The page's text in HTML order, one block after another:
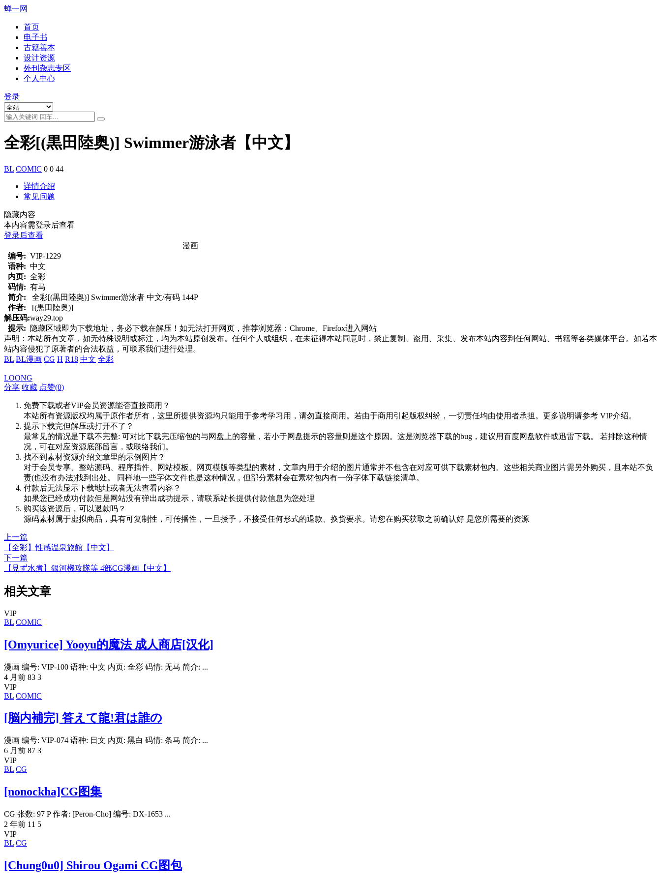
蝉一网
首页
电子书
古籍善本
设计资源
外刊杂志专区
个人中心
登录
全彩[(黒田陸奥)] Swimmer游泳者【中文】
BL COMIC 0 0 44
详情介绍
常见问题
隐藏内容
本内容需登录后查看
登录后查看
漫画
编号: VIP-1229
语种: 中文
内页: 全彩
码情: 有马
简介:
全彩[(黒田陸奥)] Swimmer游泳者 中文/有码 144P
作者:
[(黒田陸奥)]
解压码:way29.top
提示:
隐藏区域即为下载地址，务必下载在解压！如无法打开网页，推荐浏览器：Chrome、Firefox进入网站
声明：本站所有文章，如无特殊说明或标注，均为本站原创发布。任何个人或组织，在未征得本站同意时，禁止复制、盗用、采集、发布本站内容到任何网站、书籍等各类媒体平台。如若本
站内容侵犯了原著者的合法权益，可联系我们进行处理。
BL BL漫画 CG H R18 中文 全彩
LOONG
分享 收藏 点赞(0)
免费下载或者VIP会员资源能否直接商用？
本站所有资源版权均属于原作者所有，这里所提供资源均只能用于参考学习用，请勿直接商用。若由于商用引起版权纠纷，一切责任均由使用者承担。更多说明请参考 VIP介绍。
提示下载完但解压或打开不了？
最常见的情况是下载不完整: 可对比下载完压缩包的与网盘上的容量，若小于网盘提示的容量则是这个原因。这是浏览器下载的bug，建议用百度网盘软件或迅雷下载。 若排除这种情
况，可在对应资源底部留言，或联络我们。
找不到素材资源介绍文章里的示例图片？
对于会员专享、整站源码、程序插件、网站模板、网页模版等类型的素材，文章内用于介绍的图片通常并不包含在对应可供下载素材包内。这些相关商业图片需另外购买，且本站不负
责(也没有办法)找到出处。 同样地一些字体文件也是这种情况，但部分素材会在素材包内有一份字体下载链接清单。
付款后无法显示下载地址或者无法查看内容？
如果您已经成功付款但是网站没有弹出成功提示，请联系站长提供付款信息为您处理
购买该资源后，可以退款吗？
源码素材属于虚拟商品，具有可复制性，可传播性，一旦授予，不接受任何形式的退款、换货要求。请您在购买获取之前确认好 是您所需要的资源
上一篇
【全彩】性感温泉旅館【中文】
下一篇
【見ず水煮】銀河機攻隊等 4部CG漫画【中文】
相关文章
VIP
BL COMIC
[Omyurice] Yooyu的魔法 成人商店[汉化]
漫画 编号: VIP-100 语种: 中文 内页: 全彩 码情: 无马 简介: ...
4 月前 83 3
VIP
BL COMIC
[脳内補完] 答えて龍!君は誰の
漫画 编号: VIP-074 语种: 日文 内页: 黑白 码情: 条马 简介: ...
6 月前 87 3
VIP
BL CG
[nonockha]CG图集
CG 张数: 97 P 作者: [Peron-Cho] 编号: DX-1653 ...
2 年前 11 5
VIP
BL CG
[Chung0u0] Shirou Ogami CG图包